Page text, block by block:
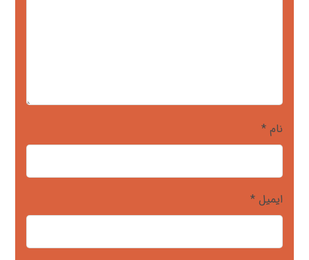
نام*
ایمیل*